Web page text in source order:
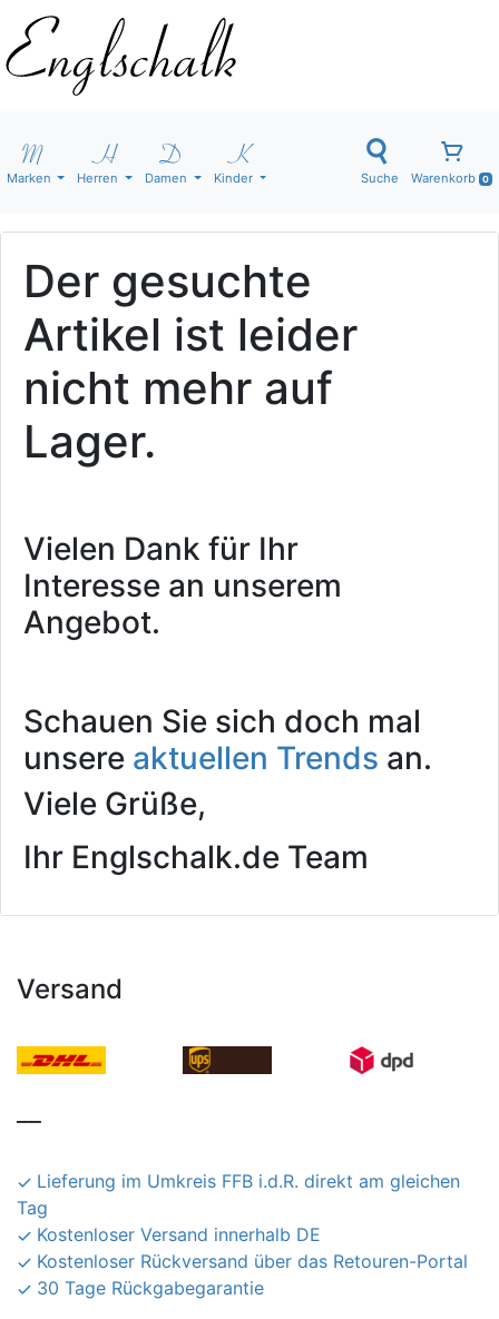
Marken Herren Damen Kinder Suche Warenkorb 0
Der gesuchte
Artikel ist leider
nicht mehr auf
Lager.
Vielen Dank für Ihr
Interesse an unserem
Angebot.
Schauen Sie sich doch mal
unsere aktuellen Trends an.
Viele Grüße,
Ihr Englschalk.de Team
Versand
Lieferung im Umkreis FFB i.d.R. direkt am gleichen
Tag
Kostenloser Versand innerhalb DE
Kostenloser Rückversand über das Retouren-Portal
30 Tage Rückgabegarantie